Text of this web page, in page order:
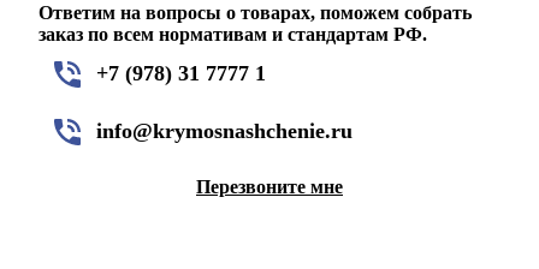
Ответим на вопросы о товарах, поможем собрать
заказ по всем нормативам и стандартам РФ.
+7 (978) 31 7777 1
info@krymosnashchenie.ru
Перезвоните мне